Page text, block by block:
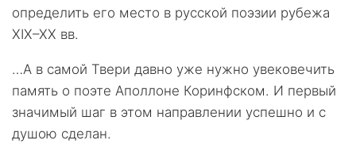
определить его место в русской поэзии рубежа
XIX–XX вв.
…А в самой Твери давно уже нужно увековечить
память о поэте Аполлоне Коринфском. И первый
значимый шаг в этом направлении успешно и с
душою сделан.